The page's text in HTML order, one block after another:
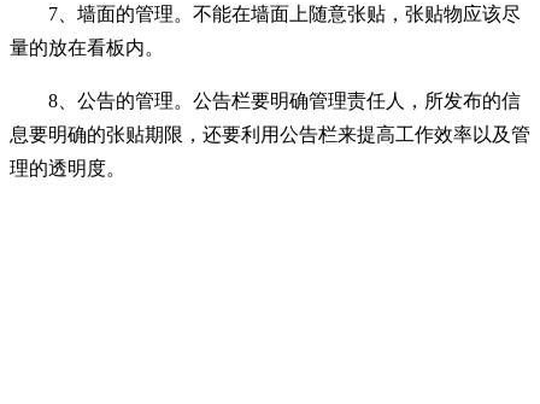
7、墙面的管理。不能在墙面上随意张贴，张贴物应该尽
量的放在看板内。
8、公告的管理。公告栏要明确管理责任人，所发布的信
息要明确的张贴期限，还要利用公告栏来提高工作效率以及管
理的透明度。